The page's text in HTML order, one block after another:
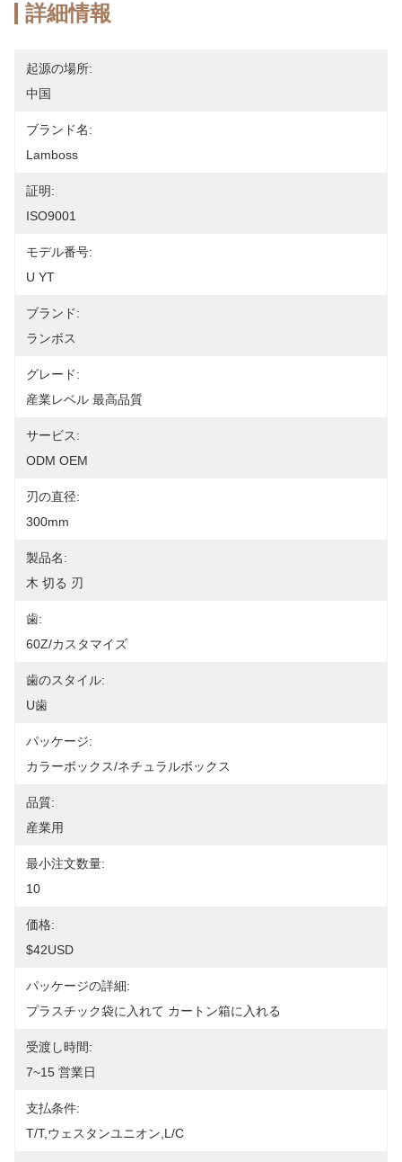
詳細情報
起源の場所:
中国
ブランド名:
Lamboss
証明:
ISO9001
モデル番号:
U YT
ブランド:
ランボス
グレード:
産業レベル 最高品質
サービス:
ODM OEM
刃の直径:
300mm
製品名:
木 切る 刃
歯:
60Z/カスタマイズ
歯のスタイル:
U歯
パッケージ:
カラーボックス/ネチュラルボックス
品質:
産業用
最小注文数量:
10
価格:
$42USD
パッケージの詳細:
プラスチック袋に入れて カートン箱に入れる
受渡し時間:
7~15 営業日
支払条件:
T/T,ウェスタンユニオン,L/C